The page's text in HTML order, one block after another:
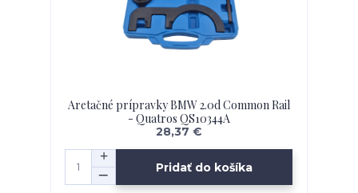
Aretačné prípravky BMW 2.0d Common Rail
- Quatros QS10344A
28,37 €
Pridať do košíka